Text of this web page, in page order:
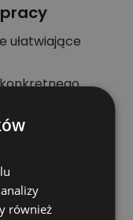
ułatwiające
do
lub
również